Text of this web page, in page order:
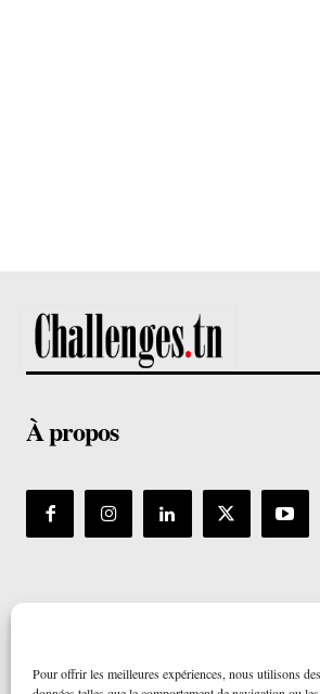
Pour offrir les meilleures expériences, nous utilisons
À propos